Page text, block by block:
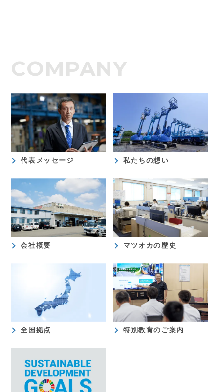
COMPANY
代表メッセージ 私たちの想い
会社概要 マツオカの歴史
全国拠点 特別教育のご案内